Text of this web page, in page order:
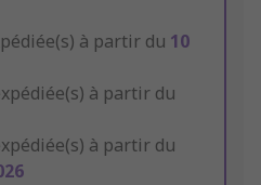
à partir du 10
à partir du
à partir du